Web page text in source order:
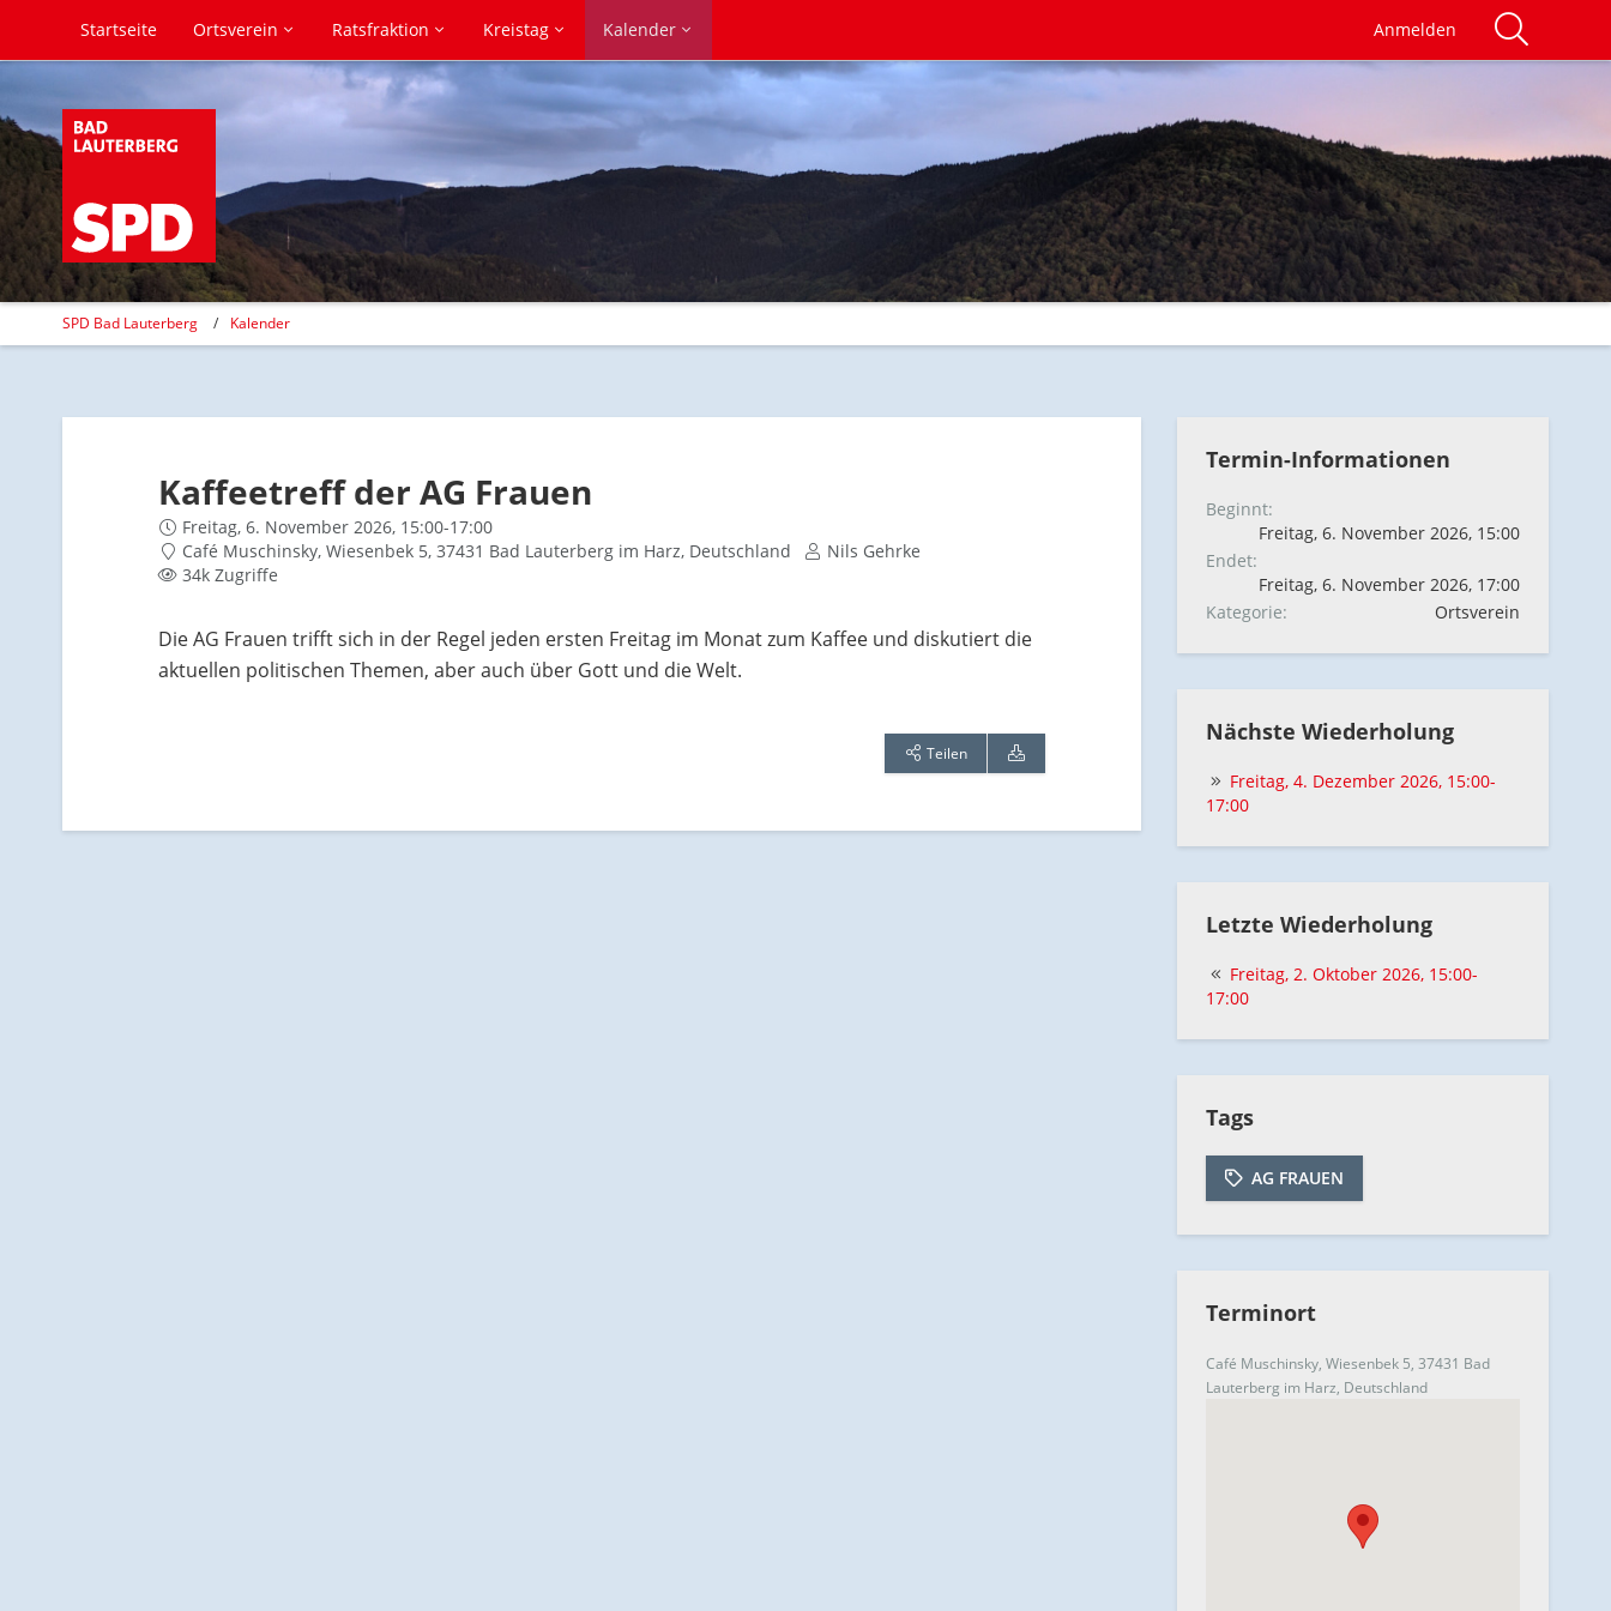
Startseite Ortsverein Ratsfraktion Kreistag Kalender Anmelden
SPD Bad Lauterberg Kalender
Kaffeetreff der AG Frauen
Freitag, 6. November 2026, 15:00-17:00
Café Muschinsky, Wiesenbek 5, 37431 Bad Lauterberg im Harz, Deutschland
Nils Gehrke
34k Zugriffe
Die AG Frauen trifft sich in der Regel jeden ersten Freitag im Monat zum Kaffee und diskutiert die
aktuellen politischen Themen, aber auch über Gott und die Welt.
Teilen
Termin-Informationen
Beginnt
Freitag, 6. November 2026, 15:00
Endet
Freitag, 6. November 2026, 17:00
Kategorie
Ortsverein
Nächste Wiederholung
Freitag, 4. Dezember 2026, 15:00-
17:00
Letzte Wiederholung
Freitag, 2. Oktober 2026, 15:00-
17:00
Tags
AG FRAUEN
Terminort
Café Muschinsky, Wiesenbek 5, 37431 Bad
Lauterberg im Harz, Deutschland